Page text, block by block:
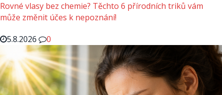
Rovné vlasy bez chemie? Těchto 6 přírodních triků vám
může změnit účes k nepoznání!
5.8.2026
0